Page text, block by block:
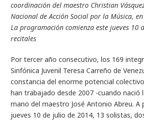
coordinación del maestro Christian
Nacional de Acción Social por la Música,
La programación comienza este jueves 10
recitales
Por tercer año consecutivo, los 169
Sinfónica Juvenil Teresa Carreño de
constancia del enorme potencial
han trabajado desde 2007 -cuando nació
mano del maestro José Antonio Abreu. A
jueves 10 de julio de 2014, 13 solistas,